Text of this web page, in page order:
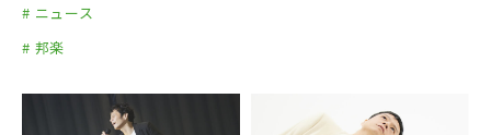
# ニュース
# 邦楽